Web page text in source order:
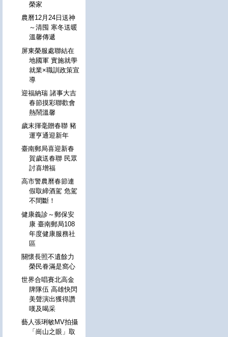
榮家
農曆12月24日送神
～清囤 寒冬送暖
溫馨傳遞
屏東榮服處聯結在
地國軍 實施就學
就業×職訓政策宣
導
迎福納瑞 諸事大吉
春節摸彩聯歡會
熱鬧溫馨
歲末揮毫贈春聯 豬
運亨通迎新年
臺南郵局喜迎新春
賀歲送春聯 民眾
討喜增福
高市警農曆春節連
假取締酒駕 危駕
不間斷！
健康義診～郵保安
康 臺南郵局108
年度健康服務社
區
關懷長照不遺餘力
榮民眷滿是窩心
世界合唱賽北高金
牌隊伍 高雄快閃
美聲演出獲得讚
嘆及喝采
藝人張琍敏MV拍攝
「崗山之眼」取